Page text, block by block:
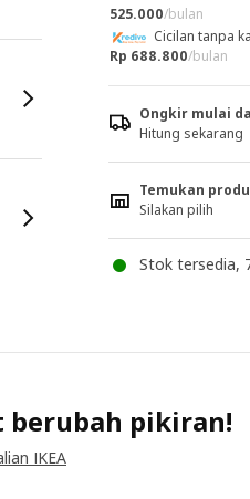
525.000/bulan
Cicilan tanpa
Rp 688.800/bulan
Ongkir mulai
Hitung sekarang
Temukan
Silakan pilih
Stok tersedia,
berubah pikiran!
IKEA